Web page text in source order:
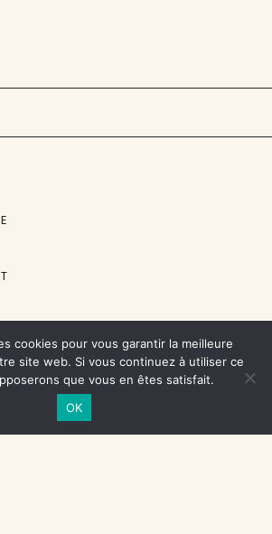
LIVRE
cookies pour vous garantir la meilleure
site web. Si vous continuez à utiliser ce
que vous en êtes satisfait.
OK